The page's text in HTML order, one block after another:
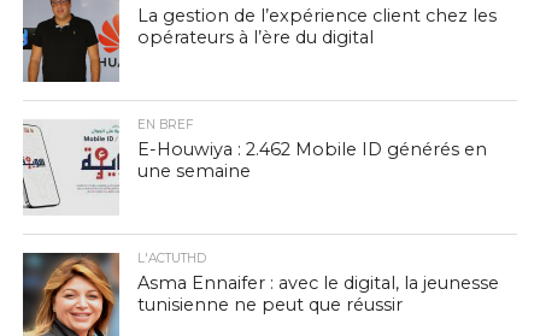
La gestion de l’expérience client chez les
opérateurs à l’ère du digital
EN BREF
E-Houwiya : 2.462 Mobile ID générés en
une semaine
L'ACTUTHD
Asma Ennaifer : avec le digital, la jeunesse
tunisienne ne peut que réussir